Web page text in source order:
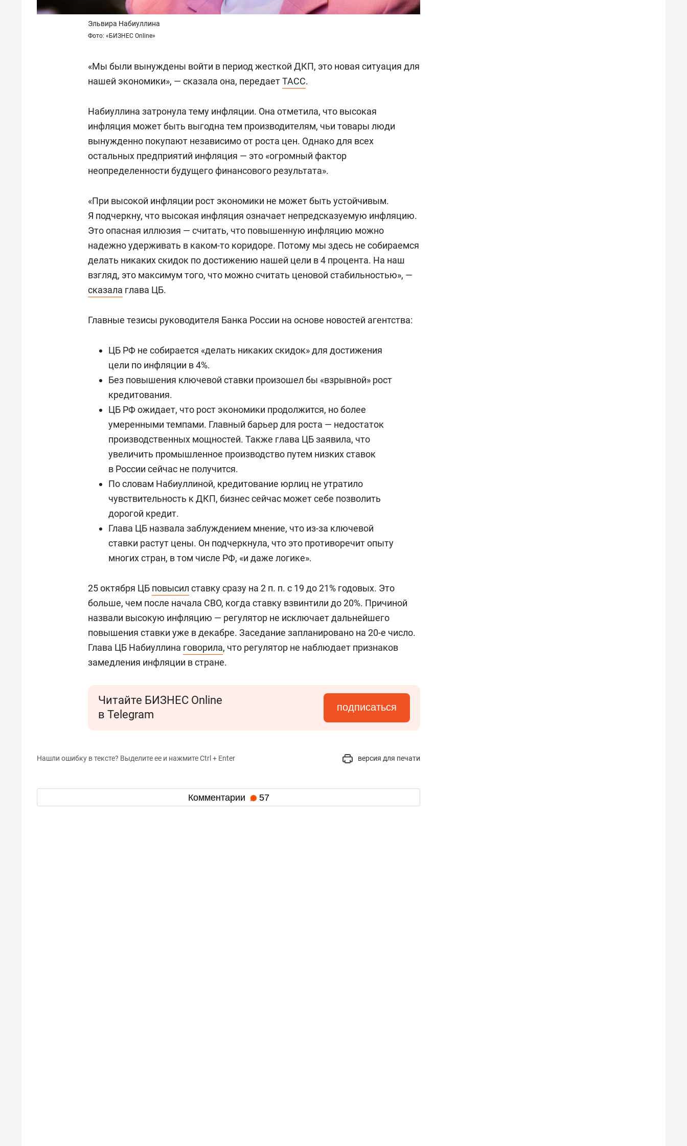
Эльвира Набиуллина
Фото: «БИЗНЕС Online»
«Мы были вынуждены войти в период жесткой ДКП, это новая ситуация для
нашей экономики», — сказала она, передаетТАСС.
Набиуллина затронула тему инфляции. Она отметила, что высокая
инфляция может быть выгодна тем производителям, чьи товары люди
вынужденно покупают независимо от роста цен. Однако для всех
остальных предприятий инфляция — это «огромный фактор
неопределенности будущего финансового результата».
«При высокой инфляции рост экономики не может быть устойчивым.
Я подчеркну, что высокая инфляция означает непредсказуемую инфляцию.
Это опасная иллюзия — считать, что повышенную инфляцию можно
надежно удерживать в каком-то коридоре. Потому мы здесь не собираемся
делать никаких скидок по достижению нашей цели в 4 процента. На наш
взгляд, это максимум того, что можно считать ценовой стабильностью», —
сказала глава ЦБ.
Главные тезисы руководителя Банка России на основе новостей агентства:
ЦБ РФ не собирается «делать никаких скидок» для достижения
цели по инфляции в 4%.
Без повышения ключевой ставки произошел бы «взрывной» рост
кредитования.
ЦБ РФ ожидает, что рост экономики продолжится, но более
умеренными темпами. Главный барьер для роста — недостаток
производственных мощностей. Также глава ЦБ заявила, что
увеличить промышленное производство путем низких ставок
в России сейчас не получится.
По словам Набиуллиной, кредитование юрлиц не утратило
чувствительность к ДКП, бизнес сейчас может себе позволить
дорогой кредит.
Глава ЦБ назвала заблуждением мнение, что из-за ключевой
ставки растут цены. Он подчеркнула, что это противоречит опыту
многих стран, в том числе РФ, «и даже логике».
25 октября ЦБ повысил ставку сразу на 2 п. п. с 19 до 21% годовых. Это
больше, чем после начала СВО, когда ставку взвинтили до 20%. Причиной
назвали высокую инфляцию — регулятор не исключает дальнейшего
повышения ставки уже в декабре. Заседание запланировано на 20-е число.
Глава ЦБ Набиуллина говорила, что регулятор не наблюдает признаков
замедления инфляции в стране.
Читайте БИЗНЕС Online
в Telegram
подписаться
Нашли ошибку в тексте? Выделите ее и нажмите Ctrl + Enter версия для печати
Комментарии 57